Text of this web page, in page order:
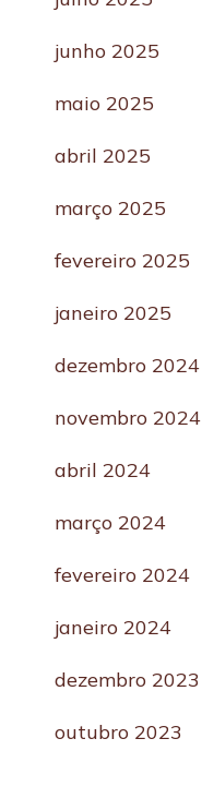
junho 2025
maio 2025
abril 2025
março 2025
fevereiro 2025
janeiro 2025
dezembro 2024
novembro 2024
abril 2024
março 2024
fevereiro 2024
janeiro 2024
dezembro 2023
outubro 2023